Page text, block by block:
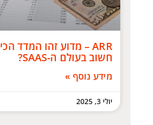
ARR – מדוע זהו המדד הכי
חשוב בעולם ה-SAAS?
מידע נוסף »
יולי 3, 2025